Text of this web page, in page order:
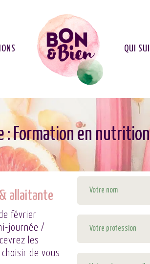
QUI
: Formation en
allaitante
février
journée /
les
de vous